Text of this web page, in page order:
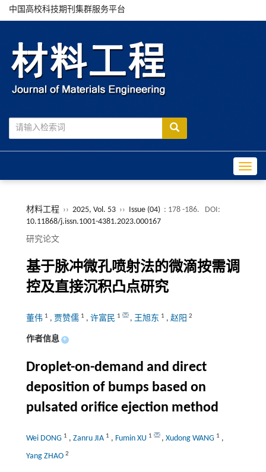
中国高校科技期刊集群服务平台
材料工程 ›› 2025, Vol. 53 ›› Issue (04) : 178 -186.
DOI:
10.11868/j.issn.1001-4381.2023.000167
研究论文
基于脉冲微孔喷射法的微滴按需调
控及直接沉积凸点研究
董伟 1 , 贾赞儒 1 , 许富民 1 , 王旭东 1 , 赵阳 2
作者信息 +
Droplet-on-demand and direct
deposition of bumps based on
pulsated orifice ejection method
Wei DONG 1 , Zanru JIA 1 , Fumin XU 1 , Xudong WANG 1 ,
Yang ZHAO 2